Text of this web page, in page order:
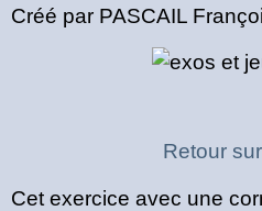
Créé par PASCAIL
Retour
Cet exercice avec une